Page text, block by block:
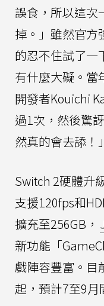
誤食，所以這次
掉。」雖然官方
的忍不住試了一
有什麼大礙。當
開發者Kouichi
過1次，然後驚
然真的會去舔！」
Switch 2硬體升
支援120fps和
擴充至256GB，
新功能「
戲陣容豐富。目
起，預計7至9月